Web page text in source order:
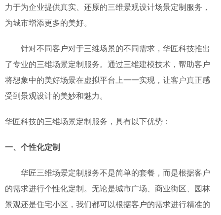
力于为企业提供真实、还原的三维景观设计场景定制服务 ，
为城市增添更多的美好。
针对不同客户对于三维场景的不同 需求，华匠科技推出
了专业的三维场景定制服务。通过三维建模技术， 帮助客户
将想象中的美好场景在虚拟平台上一一实现 ，让客户真正感
受到景观设计的美妙和魅力。
华匠科技的三维场景定制服务，具有以下优势：
一、个性化定制
华匠三维场景定制服务不是简单的套餐，而是根据客户
的需求进行个性化定制。无论是城市广场、商业街区、园林
景观还是住宅小区，我们都可以根据客户的需求进行精准的